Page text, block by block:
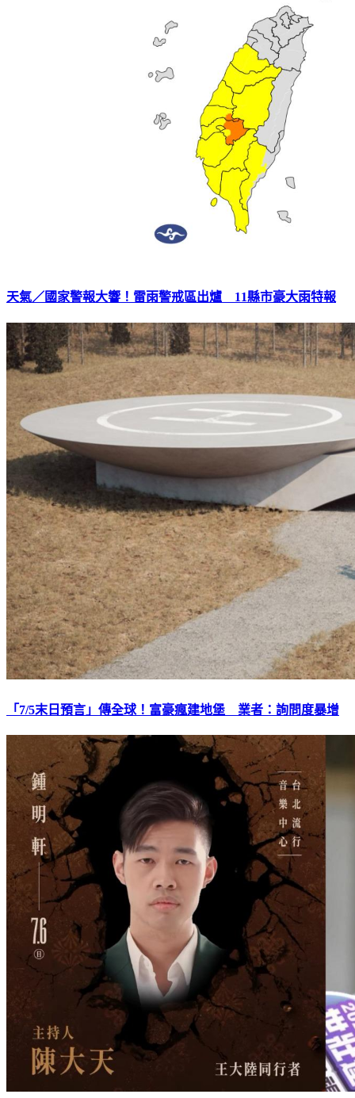
天氣／國家警報大響！雷雨警戒區出爐 11縣市豪大雨特報
「7/5末日預言」傳全球！富豪瘋建地堡 業者：詢問度暴增